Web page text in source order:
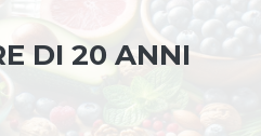
DI 20 ANNI